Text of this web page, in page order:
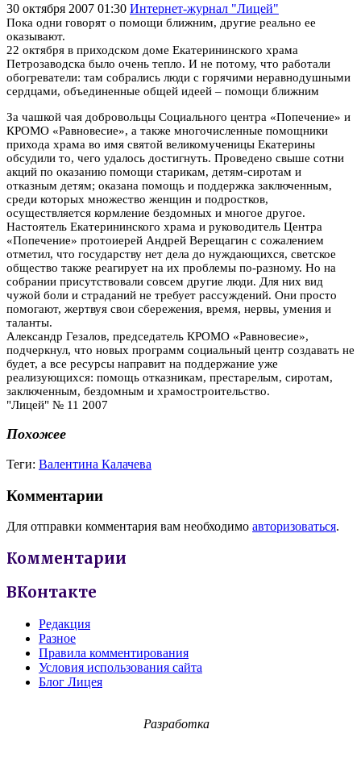
30 октября 2007 01:30 Интернет-журнал "Лицей"
Пока одни говорят о помощи ближним, другие реально ее
оказывают.
22 октября в приходском доме Екатерининского храма
Петрозаводска было очень тепло. И не потому, что работали
обогреватели: там собрались люди с горячими неравнодушными
сердцами, объединенные общей идеей – помощи ближним
За чашкой чая добровольцы Социального центра «Попечение» и
КРОМО «Равновесие», а также многочисленные помощники
прихода храма во имя святой великомученицы Екатерины
обсудили то, чего удалось достигнуть. Проведено свыше сотни
акций по оказанию помощи старикам, детям-сиротам и
отказным детям; оказана помощь и поддержка заключенным,
среди которых множество женщин и подростков,
осуществляется кормление бездомных и многое другое.
Настоятель Екатерининского храма и руководитель Центра
«Попечение» протоиерей Андрей Верещагин с сожалением
отметил, что государству нет дела до нуждающихся, светское
общество также реагирует на их проблемы по-разному. Но на
собрании присутствовали совсем другие люди. Для них вид
чужой боли и страданий не требует рассуждений. Они просто
помогают, жертвуя свои сбережения, время, нервы, умения и
таланты.
Александр Гезалов, председатель КРОМО «Равновесие»,
подчеркнул, что новых программ социальный центр создавать не
будет, а все ресурсы направит на поддержание уже
реализующихся: помощь отказникам, престарелым, сиротам,
заключенным, бездомным и храмостроительство.
"Лицей" № 11 2007
Похожее
Теги: Валентина Калачева
Комментарии
Для отправки комментария вам необходимо авторизоваться.
Комментарии
ВКонтакте
Редакция
Разное
Правила комментирования
Условия использования сайта
Блог Лицея
Разработка